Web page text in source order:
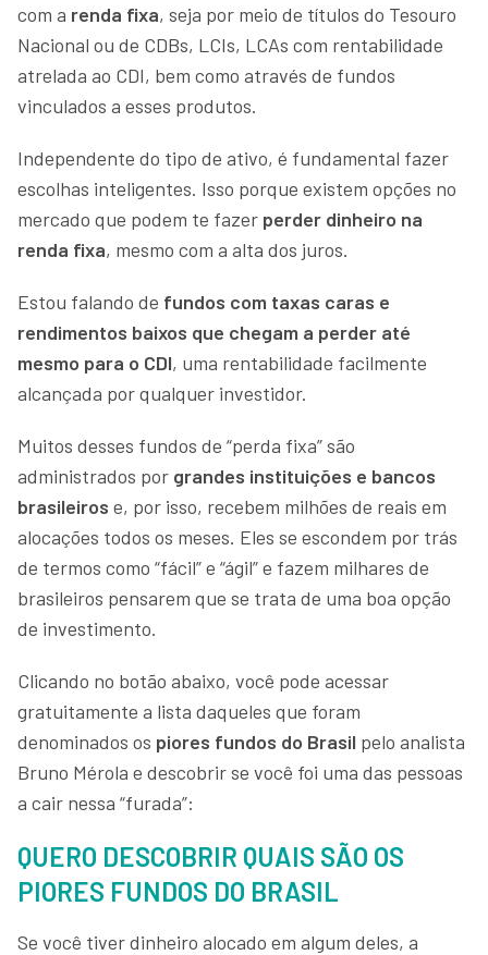
com a renda fixa, seja por meio de títulos do Tesouro
Nacional ou de CDBs, LCIs, LCAs com rentabilidade
atrelada ao CDI, bem como através de fundos
vinculados a esses produtos.
Independente do tipo de ativo, é fundamental fazer
escolhas inteligentes. Isso porque existem opções no
mercado que podem te fazer perder dinheiro na
renda fixa, mesmo com a alta dos juros.
Estou falando de fundos com taxas caras e
rendimentos baixos que chegam a perder até
mesmo para o CDI, uma rentabilidade facilmente
alcançada por qualquer investidor.
Muitos desses fundos de “perda fixa” são
administrados por grandes instituições e bancos
brasileiros e, por isso, recebem milhões de reais em
alocações todos os meses. Eles se escondem por trás
de termos como “fácil” e “ágil” e fazem milhares de
brasileiros pensarem que se trata de uma boa opção
de investimento.
Clicando no botão abaixo, você pode acessar
gratuitamente a lista daqueles que foram
denominados os piores fundos do Brasil pelo analista
Bruno Mérola e descobrir se você foi uma das pessoas
a cair nessa “furada”:
QUERO DESCOBRIR QUAIS SÃO OS
PIORES FUNDOS DO BRASIL
Se você tiver dinheiro alocado em algum deles, a